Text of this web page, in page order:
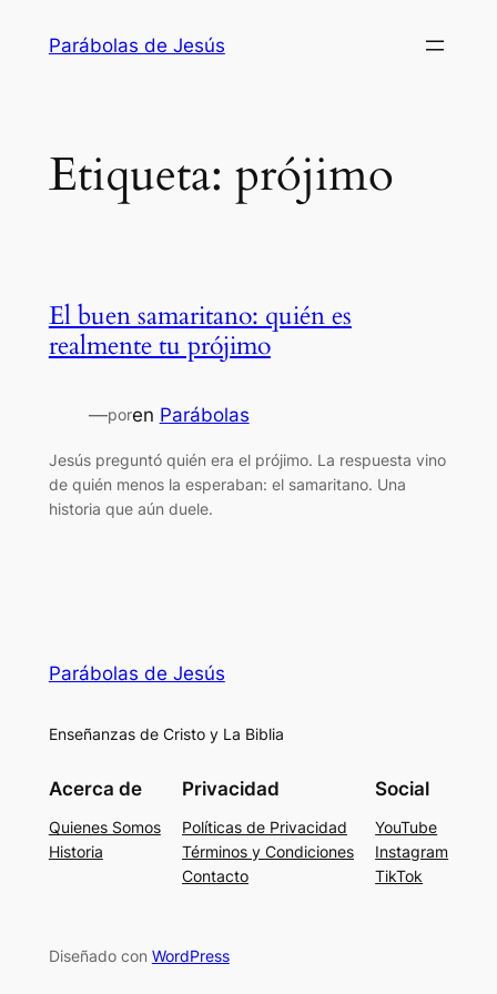
Parábolas de Jesús
Etiqueta: prójimo
El buen samaritano: quién es
realmente tu prójimo
—poren Parábolas
Jesús preguntó quién era el prójimo. La respuesta vino
de quién menos la esperaban: el samaritano. Una
historia que aún duele.
Parábolas de Jesús
Enseñanzas de Cristo y La Biblia
Acerca de
Quienes Somos
Historia
Privacidad
Políticas de Privacidad
Términos y Condiciones
Contacto
Social
YouTube
Instagram
TikTok
Diseñado con WordPress